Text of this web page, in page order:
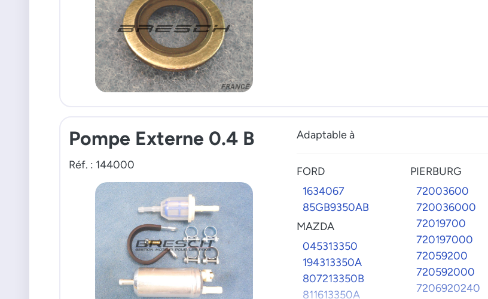
Pompe Externe 0.4 B
Réf. : 144000
Adaptable à
FORD
1634067
85GB9350AB
MAZDA
045313350
194313350A
807213350B
811613350A
PIERBURG
72003600
720036000
72019700
720197000
72059200
720592000
7206920240